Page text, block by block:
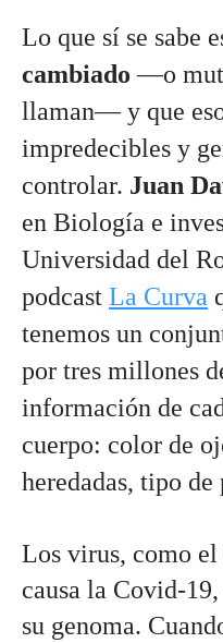
Lo que sí se sabe
cambiado —o
llaman— y que
impredecibles y
controlar. Juan
en Biología e
Universidad del
podcast La Curva
tenemos un
por tres millones
información de
cuerpo: color de
heredadas, tipo de
Los virus, como
causa la Covid-
su genoma.